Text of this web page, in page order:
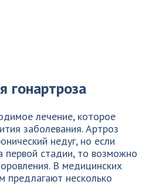
гонартроза
лечение, которое
заболевания. Артроз
недуг, но если
первой стадии, то возможно
В медицинских
предлагают несколько